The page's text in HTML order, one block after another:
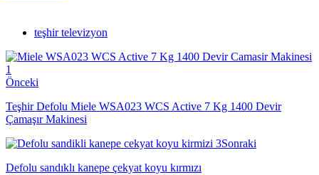
teşhir televizyon
Önceki
Teşhir Defolu Miele WSA023 WCS Active 7 Kg 1400 Devir
Çamaşır Makinesi
Sonraki
Defolu sandıklı kanepe çekyat koyu kırmızı